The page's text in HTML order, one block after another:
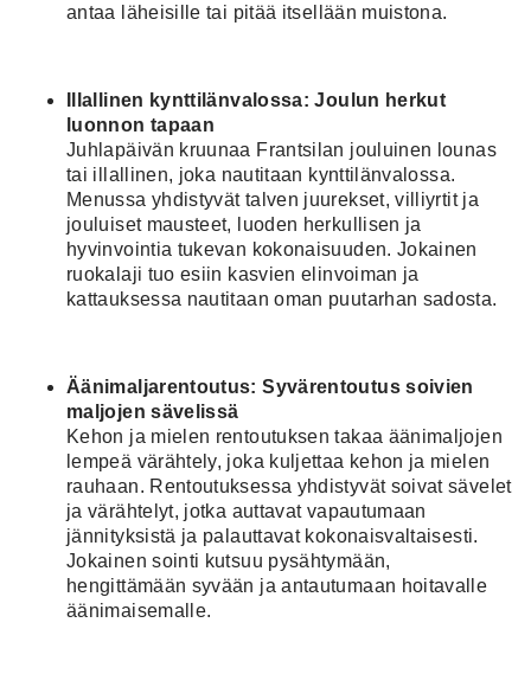
antaa läheisille tai pitää itsellään muistona.
Illallinen kynttilänvalossa: Joulun herkut
luonnon tapaan
Juhlapäivän kruunaa Frantsilan jouluinen lounas
tai illallinen, joka nautitaan kynttilänvalossa.
Menussa yhdistyvät talven juurekset, villiyrtit ja
jouluiset mausteet, luoden herkullisen ja
hyvinvointia tukevan kokonaisuuden. Jokainen
ruokalaji tuo esiin kasvien elinvoiman ja
kattauksessa nautitaan oman puutarhan sadosta.
Äänimaljarentoutus: Syvärentoutus soivien
maljojen sävelissä
Kehon ja mielen rentoutuksen takaa äänimaljojen
lempeä värähtely, joka kuljettaa kehon ja mielen
rauhaan. Rentoutuksessa yhdistyvät soivat sävelet
ja värähtelyt, jotka auttavat vapautumaan
jännityksistä ja palauttavat kokonaisvaltaisesti.
Jokainen sointi kutsuu pysähtymään,
hengittämään syvään ja antautumaan hoitavalle
äänimaisemalle.